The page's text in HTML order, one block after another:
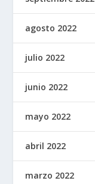
agosto 2022
julio 2022
junio 2022
mayo 2022
abril 2022
marzo 2022